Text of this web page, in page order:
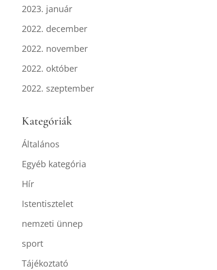
2023. január
2022. december
2022. november
2022. október
2022. szeptember
Kategóriák
Általános
Egyéb kategória
Hír
Istentisztelet
nemzeti ünnep
sport
Tájékoztató